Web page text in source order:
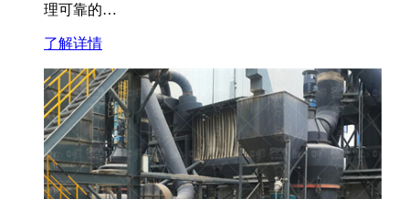
理可靠的…
了解详情